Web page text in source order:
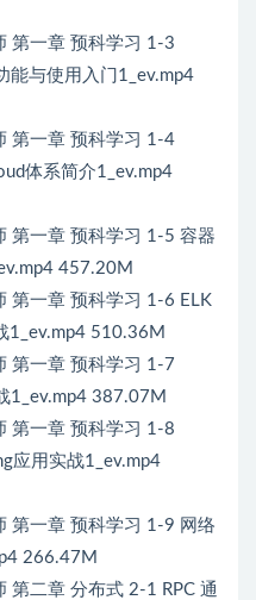
第一章 预科学习 1-3
能与使用入门1_ev.mp4
第一章 预科学习 1-4
体系简介1_ev.mp4
第一章 预科学习 1-5 容器
457.20M
第一章 预科学习 1-6 ELK
1_ev.mp4 510.36M
第一章 预科学习 1-7
1_ev.mp4 387.07M
第一章 预科学习 1-8
应用实战1_ev.mp4
第一章 预科学习 1-9 网络
266.47M
二章 分布式 2-1 RPC 通